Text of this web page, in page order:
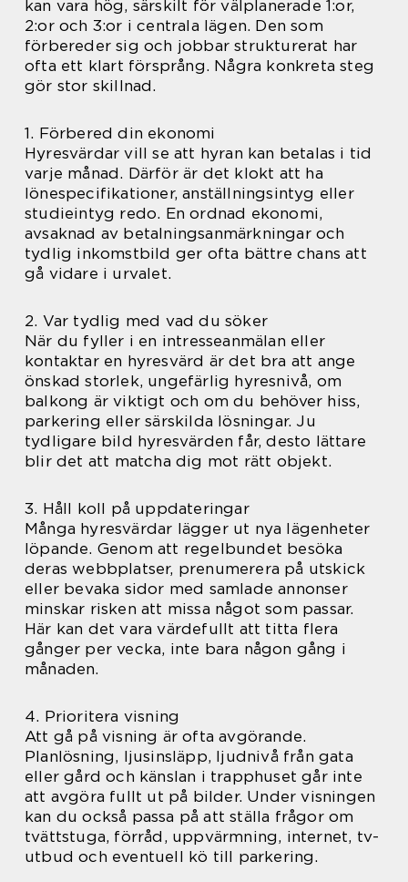
kan vara hög, särskilt för välplanerade 1:or,
2:or och 3:or i centrala lägen. Den som
förbereder sig och jobbar strukturerat har
ofta ett klart försprång. Några konkreta steg
gör stor skillnad.
1. Förbered din ekonomi
Hyresvärdar vill se att hyran kan betalas i tid
varje månad. Därför är det klokt att ha
lönespecifikationer, anställningsintyg eller
studieintyg redo. En ordnad ekonomi,
avsaknad av betalningsanmärkningar och
tydlig inkomstbild ger ofta bättre chans att
gå vidare i urvalet.
2. Var tydlig med vad du söker
När du fyller i en intresseanmälan eller
kontaktar en hyresvärd är det bra att ange
önskad storlek, ungefärlig hyresnivå, om
balkong är viktigt och om du behöver hiss,
parkering eller särskilda lösningar. Ju
tydligare bild hyresvärden får, desto lättare
blir det att matcha dig mot rätt objekt.
3. Håll koll på uppdateringar
Många hyresvärdar lägger ut nya lägenheter
löpande. Genom att regelbundet besöka
deras webbplatser, prenumerera på utskick
eller bevaka sidor med samlade annonser
minskar risken att missa något som passar.
Här kan det vara värdefullt att titta flera
gånger per vecka, inte bara någon gång i
månaden.
4. Prioritera visning
Att gå på visning är ofta avgörande.
Planlösning, ljusinsläpp, ljudnivå från gata
eller gård och känslan i trapphuset går inte
att avgöra fullt ut på bilder. Under visningen
kan du också passa på att ställa frågor om
tvättstuga, förråd, uppvärmning, internet, tv-
utbud och eventuell kö till parkering.